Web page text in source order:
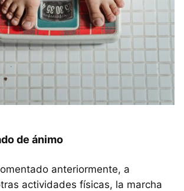
de ánimo
anteriormente, a
actividades físicas, la marcha